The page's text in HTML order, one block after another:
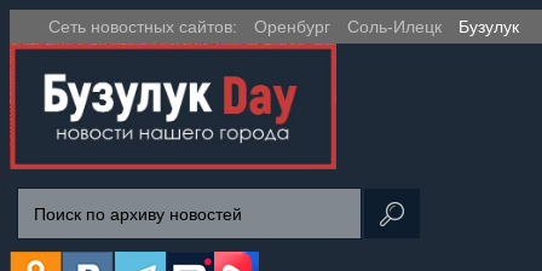
Сеть новостных сайтов: Оренбург Соль-Илецк Бузулук